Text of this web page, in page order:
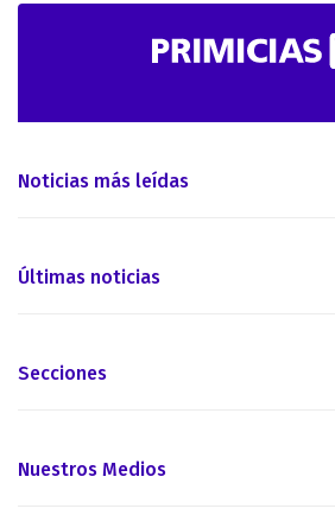
Noticias más leídas
Últimas noticias
Secciones
Nuestros Medios